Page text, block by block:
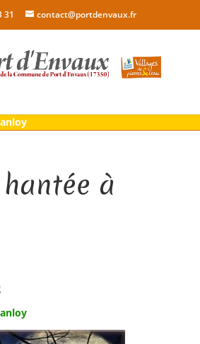
31 contact@portdenvaux.fr
à